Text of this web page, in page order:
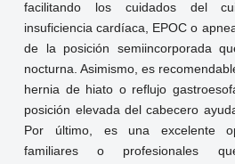
facilitando los cuidados del
insuficiencia cardíaca, EPOC o
de la posición semiincorporada
nocturna. Asimismo, es
hernia de hiato o reflujo
posición elevada del cabecero
Por último, es una excelente
familiares o profesionales